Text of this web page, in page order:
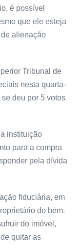
é possível
que ele esteja
alienação
Tribunal de
nesta quarta-
deu por 5 votos
instituição
para a compra
pela dívida
fiduciária, em
do bem.
do imóvel,
quitar as